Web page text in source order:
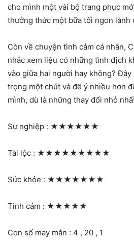
cho mình một vài bộ trang phục
thưởng thức một bữa tối ngon lành
Còn về chuyện tình cảm cá nhân,
nhắc xem liệu có những tình địch
vào giữa hai người hay không?
trọng một chút và để ý nhiều hơn
mình, dù là những thay đổi nhỏ
Sự nghiệp : ★★★★★★
Tài lộc : ★★★★★★★★★
Sức khỏe : ★★★★★★★
Tình cảm : ★★★★★
Con số may mắn : 4 , 20 , 1